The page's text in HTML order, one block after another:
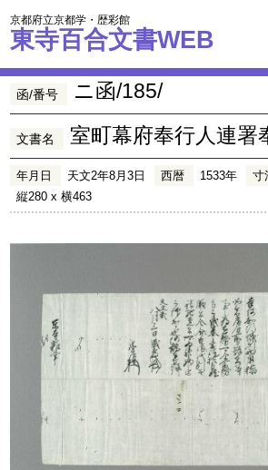
京都府立京都学・歴彩館
東寺百合文書WEB
函/番号 ニ函/185/
文書名 室町幕府奉行人連署
年月日 天文2年8月3日 西暦 1533年
寸
縦280 x 横463